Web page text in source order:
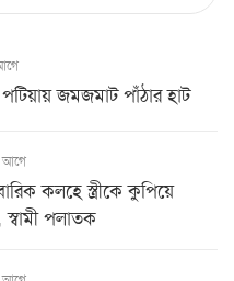
জমজমাট পাঁঠার হাট
আগে
কলহে স্ত্রীকে কুপিয়ে
পলাতক